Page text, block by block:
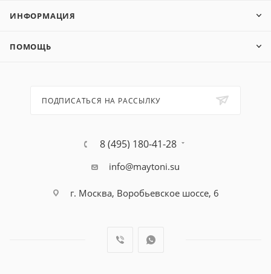
ИНФОРМАЦИЯ
ПОМОЩЬ
ПОДПИСАТЬСЯ НА РАССЫЛКУ
8 (495) 180-41-28
info@maytoni.su
г. Москва, Воробьевское шоссе, 6